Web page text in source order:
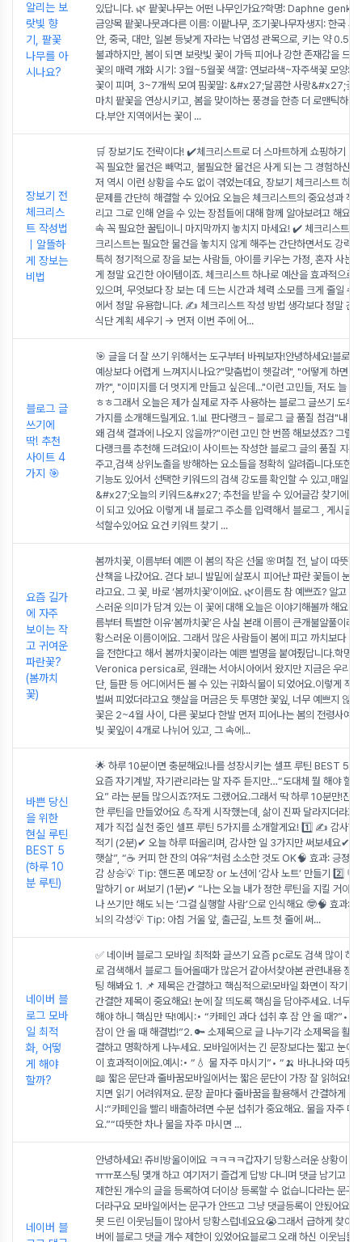
알리는 보
랏빛 향
기, 팥꽃
나무를 아
시나요?
있답니다. 🌿 팥꽃나무는 어떤 나무인가요?학명: Daphne
금양목 팥꽃나뭇과다른 이름: 이팥나무, 조기꽃나무자생지: 한국 서
안, 중국, 대만, 일본 등낮게 자라는 낙엽성 관목으로, 키는 약
불과하지만, 봄이 되면 보랏빛 꽃이 가득 피어나 강한 존재감을 드
꽃의 매력 개화 시기: 3월~5월꽃 색깔: 연보라색~자주색꽃 모양:
꽃이 피며, 3~7개씩 모여 핌꽃말: &#x27;달콤한 사랑&#x27;꽃
마치 팥꽃을 연상시키고, 봄을 맞이하는 풍경을 한층 더 로맨틱하게
다.부안 지역에서는 꽃이 ...
장보기 전
체크리스
트 작성법
｜알뜰하
게 장보는
비법
🛒 장보기도 전략이다! ✔️체크리스트로 더 스마트하게 쇼핑하기 마
꼭 필요한 물건은 빼먹고, 불필요한 물건은 사게 되는 그 경험하신
저 역시 이런 상황을 수도 없이 겪었는데요, 장보기 체크리스트 하
문제를 간단히 해결할 수 있어요 오늘은 체크리스트의 중요성과 작
리고 그로 인해 얻을 수 있는 장점들에 대해 함께 알아보려고 해요.
속 꼭 필요한 꿀팁이니 마지막까지 놓치지 마세요! ✔️ 체크리스트란
크리스트는 필요한 물건을 놓치지 않게 해주는 간단하면서도 강력
특히 정기적으로 장을 보는 사람들, 아이를 키우는 가정, 혼자 사는
게 정말 요긴한 아이템이죠. 체크리스트 하나로 예산을 효과적으로
있으며, 무엇보다 장 보는 데 드는 시간과 체력 소모를 크게 줄일 수
에서 정말 유용합니다. ✍️ 체크리스트 작성 방법 생각보다 정말 간
식단 계획 세우기 → 먼저 이번 주에 어 ...
블로그 글
쓰기에
딱! 추천
사이트 4
가지 🎯
🎯 글을 더 잘 쓰기 위해서는 도구부터 바꿔보자!안녕하세요!블로그
예상보다 어렵게 느껴지시나요?"맞춤법이 헷갈려", "어떻게 하면
까?", "이미지를 더 멋지게 만들고 싶은데..."이런 고민들, 저도 늘 하
ㅎㅎ그래서 오늘은 제가 실제로 자주 사용하는 블로그 글쓰기 도우
가지를 소개해드릴게요. 1.📊 판다랭크 – 블로그 글 품질 점검"내 글
왜 검색 결과에 나오지 않을까?"이런 고민 한 번쯤 해보셨죠? 그럴
다랭크를 추천해 드려요!이 사이트는 작성한 블로그 글의 품질 지수
주고,검색 상위노출을 방해하는 요소들을 정확히 알려줍니다.또한,
기능도 있어서 선택한 키워드의 검색 강도를 확인할 수 있고,매일
&#x27;오늘의 키워드&#x27; 추천을 받을 수 있어글감 찾기에 정
이 되고 있어요 이렇게 내 블로그 주소를 입력해서 블로그 , 게시글
석할수있어요 요건 키워트 찾기 ...
요즘 길가
에 자주
보이는 작
고 귀여운
파란꽃?
(봄까치
꽃)
봄까치꽃, 이름부터 예쁜 이 봄의 작은 선물 🌸며칠 전, 날이 따뜻해
산책을 나갔어요. 걷다 보니 발밑에 살포시 피어난 파란 꽃들이 눈
라고요. 그 꽃, 바로 ‘봄까치꽃’이에요. 🌿이름도 참 예쁘죠? 알고 보
스러운 의미가 담겨 있는 이 꽃에 대해 오늘은 이야기해볼까 해요.
름부터 특별한 이유‘봄까치꽃’은 사실 본래 이름이 큰개불알풀이라
황스러운 이름이에요. 그래서 많은 사람들이 봄에 피고 까치보다 먼
을 전한다고 해서 봄까치꽃이라는 예쁜 별명을 붙여줬답니다.학명은
Veronica persica로, 원래는 서아시아에서 왔지만 지금은 우리나
단, 들판 등 어디에서든 볼 수 있는 귀화식물이 되었어요.이렇게 작
벌써 피었더라고요 햇살을 머금은 듯 투명한 꽃잎, 너무 예쁘지 않
꽃은 2~4월 사이, 다른 꽃보다 한발 먼저 피어나는 봄의 전령사예
빛 꽃잎이 4개로 나뉘어 있고, 그 속에 ...
바쁜 당신
을 위한
현실 루틴
BEST 5
(하루 10
분 루틴)
🌟 하루 10분이면 충분해요!나를 성장시키는 셀프 루틴 BEST 5
요즘 자기계발, 자기관리라는 말 자주 듣지만…“도대체 뭘 해야 할
요” 라는 분들 많으시죠?저도 그랬어요.그래서 딱 하루 10분만!진
한 루틴을 만들었어요 💪작게 시작했는데, 삶이 진짜 달라지더라고
제가 직접 실천 중인 셀프 루틴 5가지를 소개할게요! 1️⃣ ✍️ 감사한
적기 (2분)✔ 오늘 하루 떠올리며, 감사한 일 3가지만 써보세요✔
햇살”, “☕ 커피 한 잔의 여유”처럼 소소한 것도 OK🧠 효과: 긍정적
감 상승💡 Tip: 핸드폰 메모장 or 노션에 ‘감사 노트’ 만들기 2️⃣ 💬
말하기 or 써보기 (1분)✔ “나는 오늘 내가 정한 루틴을 지킬 거야
나 쓰기만 해도 뇌는 ‘그걸 실행할 사람’으로 인식해요 🤓🧠 효과:
뇌의 각성💡 Tip: 아침 거울 앞, 출근길, 노트 첫 줄에 써 ...
네이버 블
로그 모바
일 최적
화, 어떻
게 해야
할까?
✅ 네이버 블로그 모바일 최적화 글쓰기 요즘 pc로도 검색 많이 하
로 검색해서 블로그 들어올때가 많은거 같아서찾아본 관련내용 정
팅 해봐요 1. 📌 제목은 간결하고 핵심적으로!모바일 화면이 작기 때
간결한 제목이 중요해요! 눈에 잘 띄도록 핵심을 담아주세요. 너무
해야 하니 핵심만 딱!예시:• “카페인 과다 섭취 후 잠 안 올 때?”• “
잠이 안 올 때 해결법!”2. 🔑 소제목으로 글 나누기각 소제목을 활용
결하고 명확하게 나누세요. 모바일에서는 긴 문장보다는 짧고 눈에
이 효과적이에요.예시:• “💧 물 자주 마시기”• “🍌 바나나와 따뜻
📖 짧은 문단과 줄바꿈모바일에서는 짧은 문단이 가장 잘 읽혀요!
지면 읽기 어려워져요. 문장 끝마다 줄바꿈을 활용해서 간결하게 나
시:“카페인을 빨리 배출하려면 수분 섭취가 중요해요. 물을 자주 마
요.”“따뜻한 차나 물을 자주 마시면 ...
네이버 블
안녕하세요! 쥬비방울이에요 ㅋㅋㅋㅋ갑자기 당황스러운 상황이 발
ㅠㅠ포스팅 몇개 하고 여기저기 즐겁게 답방 다니며 댓글 남기고 있
제한된 개수의 글을 등록하여 더이상 등록할 수 없습니다라는 문구
더라구요 모바일에서는 문구가 안뜨고 그냥 댓글등록이 안됬어요아
못 드린 이웃님들이 많아서 당황스럽네요요😭그래서 급하게 찾아
버에 블로그 댓글 개수 제한이 있었어요블로그 오래 하신 이웃님들